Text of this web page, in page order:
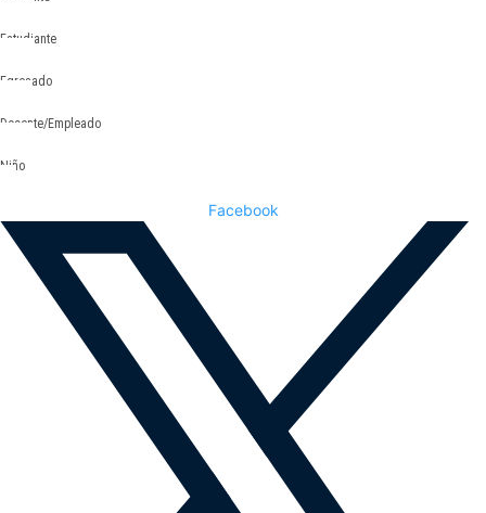
Estudiante
Egresado
Docente/Empleado
Niño
Facebook